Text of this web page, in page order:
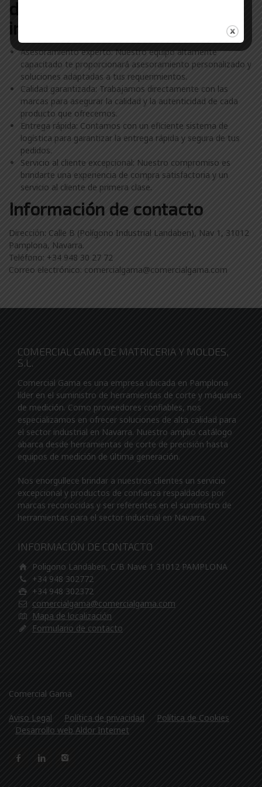
distribuidor de metrologia
industrial Pamplona
Asesoramiento experto: Nuestro equipo altamente
capacitado te proporcionará asesoramiento personalizado y
soluciones adaptadas a tus requerimientos.
Calidad garantizada: Trabajamos directamente con las
marcas para asegurar la calidad y la autenticidad de cada
producto que ofrecemos.
Entrega rápida: Contamos con un eficiente sistema de
logística para garantizar la entrega rápida y segura de tus
pedidos.
Servicio al cliente excepcional: Nuestro compromiso es
brindarte una experiencia de compra satisfactoria y un
servicio al cliente de primera clase.
Información de contacto
Dirección: Calle B (Polígono Industrial Landaben), Nav 1, 31012
Pamplona, Navarra.
Teléfono: +34 948 30 27 72
Correo electrónico: comercialgama@comercialgama.com
COMERCIAL GAMA DE MATRICERIA Y MOLDES,
S.L.
Comercial Gama es una empresa ubicada en Pamplona
líder en el suministro de herramientas de corte y máquinas
de medición. Como proveedores confiables, nos
especializamos en ofrecer soluciones de alta calidad para
el sector industrial en Navarra. Nuestro amplio catálogo
abarca desde herramientas de corte de precisión hasta
equipos de medición de última generación.
Nos enorgullece brindar a nuestros clientes un servicio
excepcional y productos de confianza respaldados por
marcas reconocidas y ser referentes en el suministro de
herramientas para el sector industrial en Navarra.
INFORMACIÓN DE CONTACTO
Poligono Landaben, C/B Nave 1 31012 PAMPLONA
+34 948 302772
+34 948 302372
comercialgama@comercialgama.com
Mapa de localización
Formulario de contacto
Comercial Gama
Aviso Legal Política de privacidad
Política de Cookies
Desarrollo web Aldor Internet